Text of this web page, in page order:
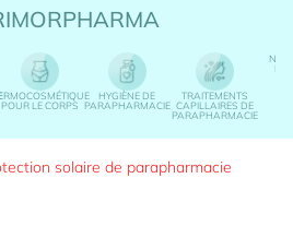
POUR LE CORPS
HYGIÈNE DE
PARAPHARMACIE
TRAITEMENTS
CAPILLAIRES DE
PARAPHARMACIE
solaire de parapharmacie